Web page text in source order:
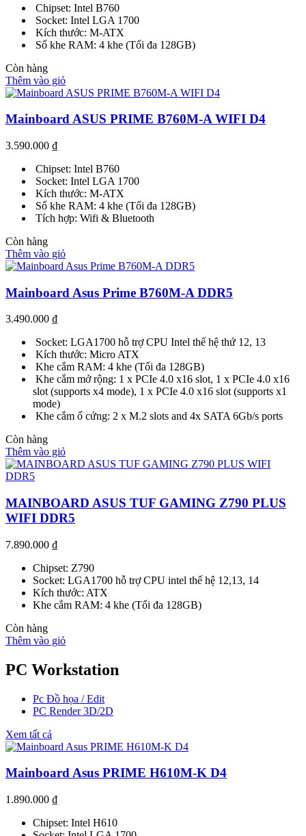
Chipset: Intel B760
Socket: Intel LGA 1700
Kích thước: M-ATX
Số khe RAM: 4 khe (Tối đa 128GB)
Còn hàng
Thêm vào giỏ
Mainboard ASUS PRIME B760M-A WIFI D4
3.590.000 ₫
Chipset: Intel B760
Socket: Intel LGA 1700
Kích thước: M-ATX
Số khe RAM: 4 khe (Tối đa 128GB)
Tích hợp: Wifi & Bluetooth
Còn hàng
Thêm vào giỏ
Mainboard Asus Prime B760M-A DDR5
3.490.000 ₫
Socket: LGA1700 hỗ trợ CPU Intel thế hệ thứ 12, 13
Kích thước: Micro ATX
Khe cắm RAM: 4 khe (Tối đa 128GB)
Khe cắm mở rộng: 1 x PCIe 4.0 x16 slot, 1 x PCIe 4.0 x16
slot (supports x4 mode), 1 x PCIe 4.0 x16 slot (supports x1
mode)
Khe cắm ổ cứng: 2 x M.2 slots and 4x SATA 6Gb/s ports
Còn hàng
Thêm vào giỏ
MAINBOARD ASUS TUF GAMING Z790 PLUS
WIFI DDR5
7.890.000 ₫
Chipset: Z790
Socket: LGA1700 hỗ trợ CPU intel thế hệ 12,13, 14
Kích thước: ATX
Khe cắm RAM: 4 khe (Tối đa 128GB)
Còn hàng
Thêm vào giỏ
PC Workstation
Pc Đồ họa / Edit
PC Render 3D/2D
Xem tất cả
Mainboard Asus PRIME H610M-K D4
1.890.000 ₫
Chipset: Intel H610